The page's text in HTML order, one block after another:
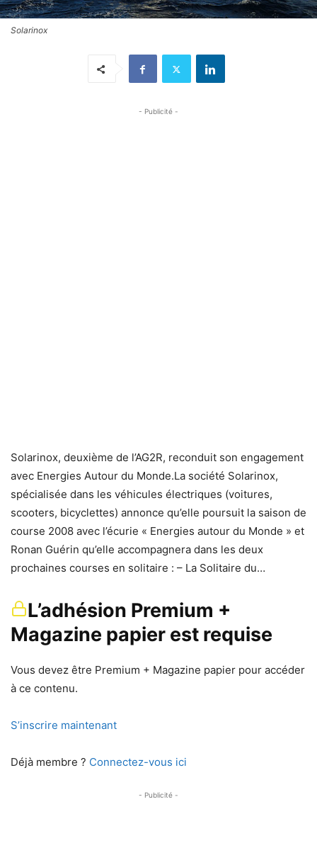
Solarinox
- Publicité -
Solarinox, deuxième de l’AG2R, reconduit son engagement
avec Energies Autour du Monde.La société Solarinox,
spécialisée dans les véhicules électriques (voitures,
scooters, bicyclettes) annonce qu’elle poursuit la saison de
course 2008 avec l’écurie « Energies autour du Monde » et
Ronan Guérin qu’elle accompagnera dans les deux
prochaines courses en solitaire : – La Solitaire du…
L’adhésion Premium +
Magazine papier est requise
Vous devez être Premium + Magazine papier pour accéder
à ce contenu.
S’inscrire maintenant
Déjà membre ? Connectez-vous ici
- Publicité -